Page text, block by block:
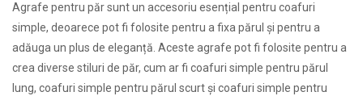
Agrafe pentru păr sunt un accesoriu esențial pentru coafuri
simple, deoarece pot fi folosite pentru a fixa părul și pentru a
adăuga un plus de eleganță. Aceste agrafe pot fi folosite pentru a
crea diverse stiluri de păr, cum ar fi coafuri simple pentru părul
lung, coafuri simple pentru părul scurt și coafuri simple pentru